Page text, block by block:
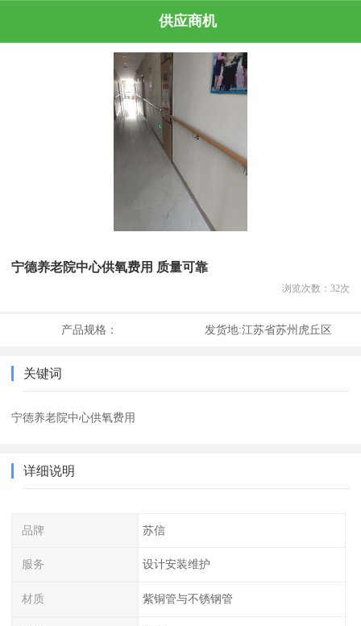
供应商机
宁德养老院中心供氧费用 质量可靠
浏览次数： 32次
产品规格： 发货地:江苏省苏州虎丘区
关键词
宁德养老院中心供氧费用
详细说明
品牌 苏信
服务 设计安装维护
材质 紫铜管与不锈钢管